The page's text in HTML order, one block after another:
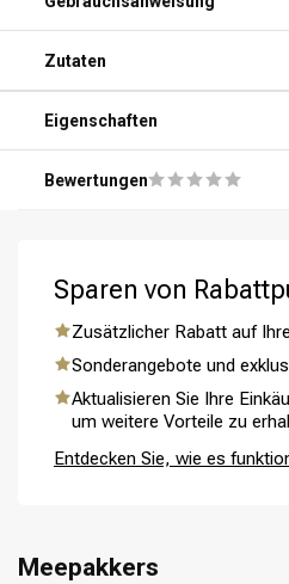
Zutaten
Eigenschaften
Bewertungen
Sparen von
Zusätzlicher Rabatt auf
Sonderangebote und
Aktualisieren Sie Ihre
um weitere Vorteile zu
Entdecken Sie, wie es
Meepakkers